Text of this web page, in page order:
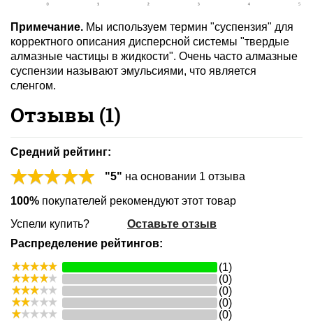
Примечание. Мы используем термин "суспензия" для
корректного описания дисперсной системы "твердые
алмазные частицы в жидкости". Очень часто алмазные
суспензии называют эмульсиями, что является
сленгом.
Отзывы (1)
Средний рейтинг:
"5" на основании 1 отзыва
100% покупателей рекомендуют этот товар
Успели купить?
Оставьте отзыв
Распределение рейтингов:
(1)
(0)
(0)
(0)
(0)